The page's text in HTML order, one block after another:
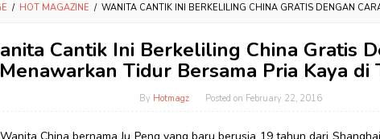
/ HOT MAGAZINE / WANITA CANTIK INI BERKELILING CHINA GRATIS DENGAN
Cantik Ini Berkeliling China Gratis
Menawarkan Tidur Bersama Pria Kaya di
By Hotmagz Posted on February 22, 2016